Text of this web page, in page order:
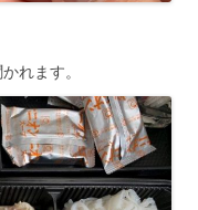
れます。